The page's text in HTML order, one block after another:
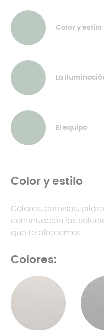
Color y estilo
La
El equipo
Color y estilo
Colores, cornisas,
continuación las
que te ofrecemos.
Colores: